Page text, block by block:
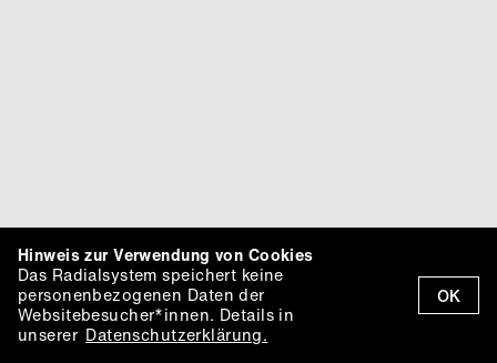
OK
Hinweis zur Verwendung von Cookies
Das Radialsystem speichert keine
personenbezogenen Daten der
Websitebesucher*innen. Details in
unserer Datenschutzerklärung.